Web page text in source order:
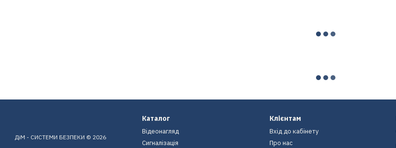
ДіМ - СИСТЕМИ БЕЗПЕКИ © 2026
Каталог
Відеонагляд
Сигналізація
Клієнтам
Вхід до кабінету
Про нас